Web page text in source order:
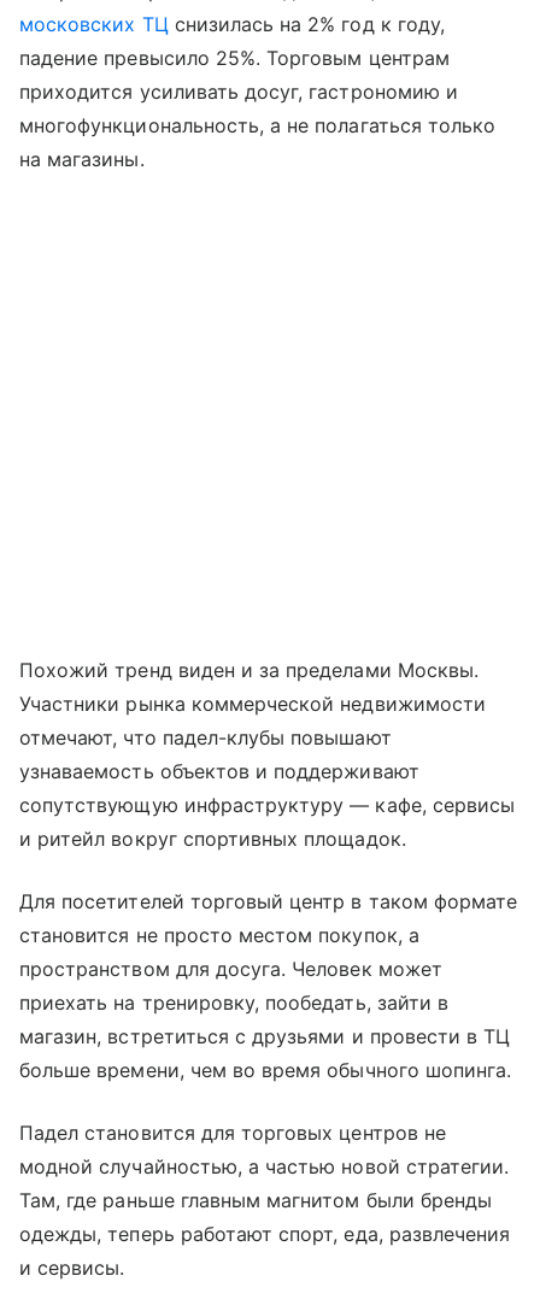
московских ТЦснизилась на 2% год к году,
падение превысило 25%. Торговым центрам
приходится усиливать досуг, гастрономию и
многофункциональность, а не полагаться только
на магазины.
Похожий тренд виден и за пределами Москвы.
Участники рынка коммерческой недвижимости
отмечают, что падел-клубы повышают
узнаваемость объектов и поддерживают
сопутствующую инфраструктуру — кафе, сервисы
и ритейл вокруг спортивных площадок.
Для посетителей торговый центр в таком формате
становится не просто местом покупок, а
пространством для досуга. Человек может
приехать на тренировку, пообедать, зайти в
магазин, встретиться с друзьями и провести в ТЦ
больше времени, чем во время обычного шопинга.
Падел становится для торговых центров не
модной случайностью, а частью новой стратегии.
Там, где раньше главным магнитом были бренды
одежды, теперь работают спорт, еда, развлечения
и сервисы.